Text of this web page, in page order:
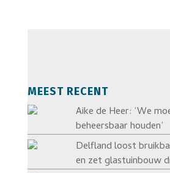
MEEST RECENT
Aike de Heer: ‘We
beheersbaar houden’
Delfland loost
en zet glastuinbouw